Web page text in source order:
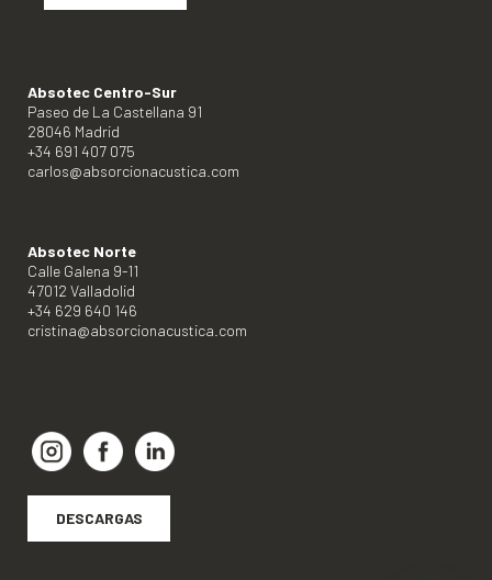
Absotec Centro-Sur
Paseo de La Castellana 91
28046 Madrid
+34 691 407 075
carlos@absorcionacustica.com
Absotec Norte
Calle Galena 9-11
47012 Valladolid
+34 629 640 146
cristina@absorcionacustica.com
DESCARGAS